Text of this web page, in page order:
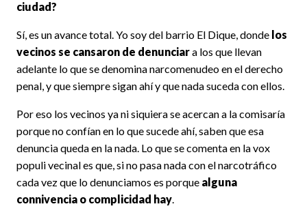
ciudad?
Sí, es un avance total. Yo soy del barrio El Dique, donde los
vecinos se cansaron de denunciara los que llevan
adelante lo que se denomina narcomenudeo en el derecho
penal, y que siempre sigan ahí y que nada suceda con ellos.
Por eso los vecinos ya ni siquiera se acercan a la comisaría
porque no confían en lo que sucede ahí, saben que esa
denuncia queda en la nada. Lo que se comenta en la vox
populi vecinal es que, si no pasa nada con el narcotráfico
cada vez que lo denunciamos es porque alguna
connivencia o complicidad hay